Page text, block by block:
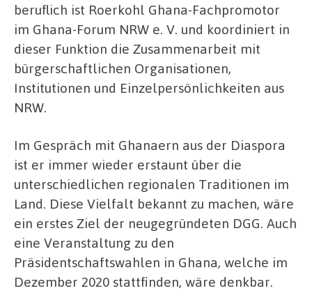
beruflich ist Roerkohl Ghana-Fachpromotor
im Ghana-Forum NRW e. V. und koordiniert in
dieser Funktion die Zusammenarbeit mit
bürgerschaftlichen Organisationen,
Institutionen und Einzelpersönlichkeiten aus
NRW.
Im Gespräch mit Ghanaern aus der Diaspora
ist er immer wieder erstaunt über die
unterschiedlichen regionalen Traditionen im
Land. Diese Vielfalt bekannt zu machen, wäre
ein erstes Ziel der neugegründeten DGG. Auch
eine Veranstaltung zu den
Präsidentschaftswahlen in Ghana, welche im
Dezember 2020 stattfinden, wäre denkbar.